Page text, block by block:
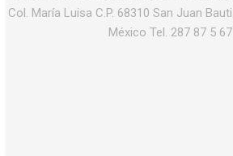
Col. María Luisa C.P. 68310 San Juan
México Tel. 287 87 5